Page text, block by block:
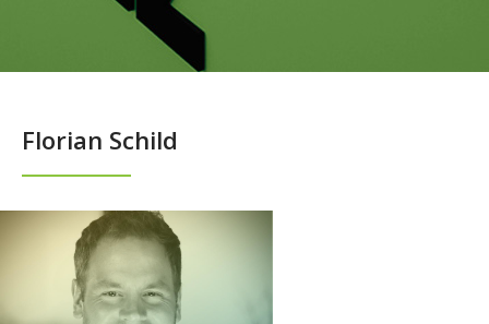
Florian Schild